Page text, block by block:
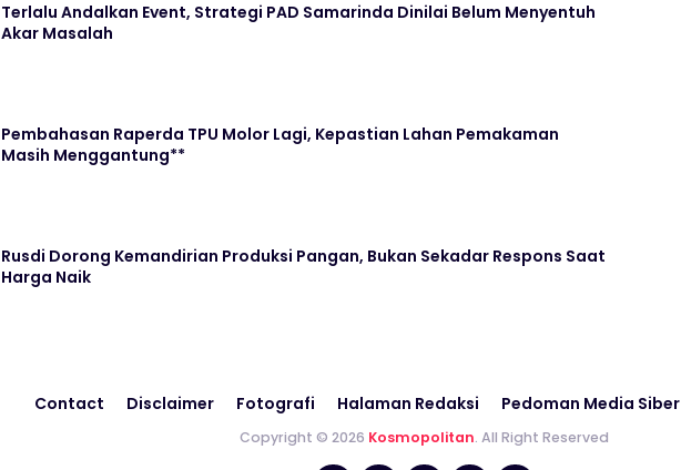
Terlalu Andalkan Event, Strategi PAD Samarinda Dinilai Belum Menyentuh
Akar Masalah
Pembahasan Raperda TPU Molor Lagi, Kepastian Lahan Pemakaman
Masih Menggantung**
Rusdi Dorong Kemandirian Produksi Pangan, Bukan Sekadar Respons Saat
Harga Naik
Contact Disclaimer Fotografi Halaman Redaksi Pedoman Media Siber
Copyright © 2026 Kosmopolitan. All Right Reserved